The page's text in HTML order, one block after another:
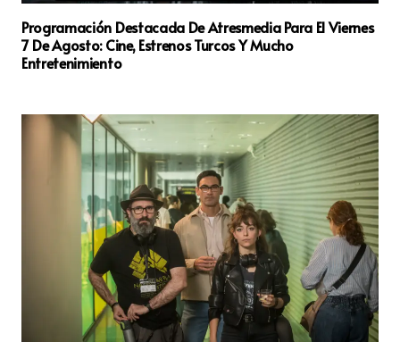
Programación Destacada De Atresmedia Para El Viernes
7 De Agosto: Cine, Estrenos Turcos Y Mucho
Entretenimiento